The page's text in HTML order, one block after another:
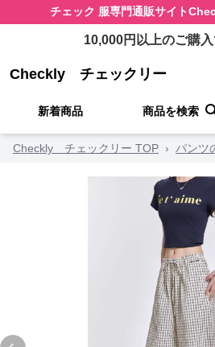
チェック 服専門通販サイト
10,000円以上のご購
Checkly チェックリー
新着商品 商品を検索
Checkly チェックリー TOP › パンツ